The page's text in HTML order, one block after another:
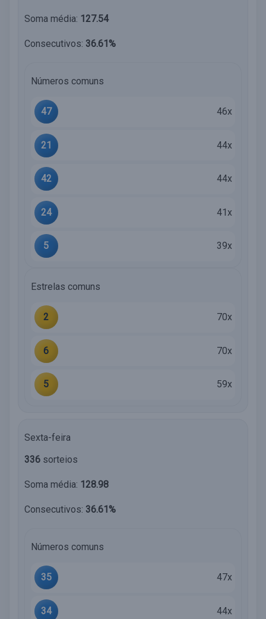
Soma média: 127.54
Consecutivos: 36.61%
Números comuns
47 46x
21 44x
42 44x
24 41x
5 39x
Estrelas comuns
2 70x
6 70x
5 59x
Sexta-feira
336 sorteios
Soma média: 128.98
Consecutivos: 36.61%
Números comuns
35 47x
34 44x